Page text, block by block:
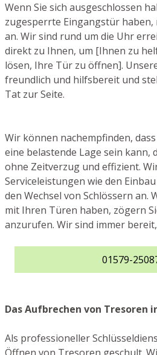
Wenn Sie sich ausgeschlossen
zugesperrte Eingangstür haben,
an. Wir sind rund um die Uhr
direkt zu Ihnen, um [Ihnen zu
lösen, Ihre Tür zu öffnen].
freundlich und hilfsbereit und
Tat zur Seite.
Wir können nachempfinden,
eine belastende Lage sein kann,
ohne Zeitverzug und effizient.
Serviceleistungen wie den
den Wechsel von Schlössern an.
mit Ihren Türen haben, zögern
anzurufen. Wir sind immer
01579-
Das Aufbrechen von Tresoren
Als professioneller